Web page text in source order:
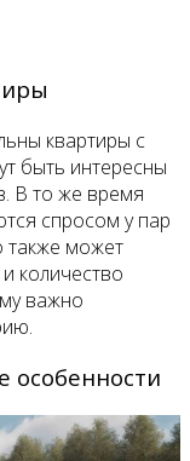
квартиры с
быть интересны
В то же время
спросом у пар
также может
количество
важно
особенности